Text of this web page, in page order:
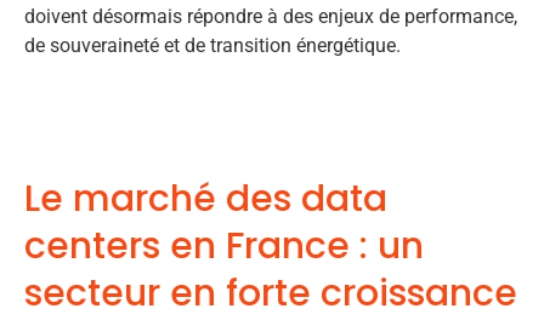
doivent désormais répondre à des enjeux de performance,
de souveraineté et de transition énergétique.
Le marché des data
centers en France : un
secteur en forte croissance